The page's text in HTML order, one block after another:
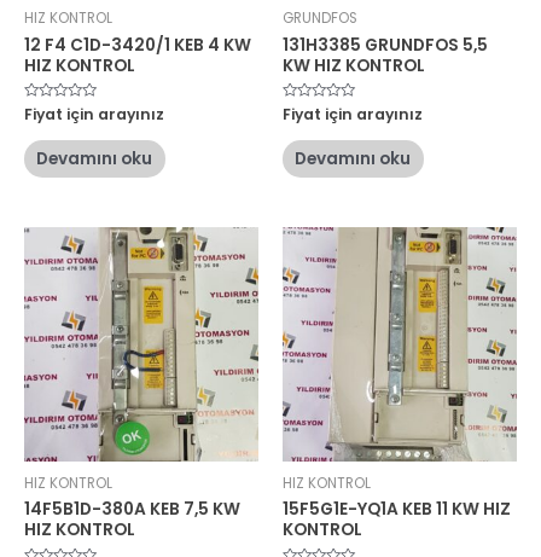
HIZ KONTROL
12 F4 C1D-3420/1 KEB 4 KW
HIZ KONTROL
5
üzerinden
oy
aldı
Fiyat için arayınız
Devamını oku
GRUNDFOS
131H3385 GRUNDFOS 5,5
KW HIZ KONTROL
5
üzerinden
oy
aldı
Fiyat için arayınız
Devamını oku
HIZ KONTROL
14F5B1D-380A KEB 7,5 KW
HIZ KONTROL
HIZ KONTROL
15F5G1E-YQ1A KEB 11 KW HIZ
KONTROL